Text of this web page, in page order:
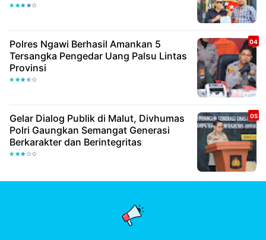
Polres Ngawi Berhasil Amankan 5
Tersangka Pengedar Uang Palsu Lintas
Provinsi
Gelar Dialog Publik di Malut, Divhumas
Polri Gaungkan Semangat Generasi
Berkarakter dan Berintegritas